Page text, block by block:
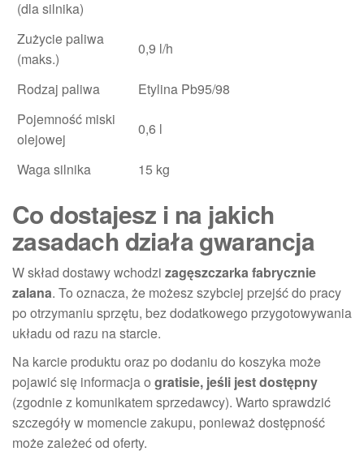
(dla silnika)
Zużycie paliwa
(maks.)
0,9 l/h
Rodzaj paliwa
Etylina Pb95/98
Pojemność miski
olejowej
0,6 l
Waga silnika 15 kg
Co dostajesz i na jakich
zasadach działa gwarancja
W skład dostawy wchodzi zagęszczarka fabrycznie
zalana. To oznacza, że możesz szybciej przejść do pracy
po otrzymaniu sprzętu, bez dodatkowego przygotowywania
układu od razu na starcie.
Na karcie produktu oraz po dodaniu do koszyka może
pojawić się informacja o gratisie, jeśli jest dostępny
(zgodnie z komunikatem sprzedawcy). Warto sprawdzić
szczegóły w momencie zakupu, ponieważ dostępność
może zależeć od oferty.